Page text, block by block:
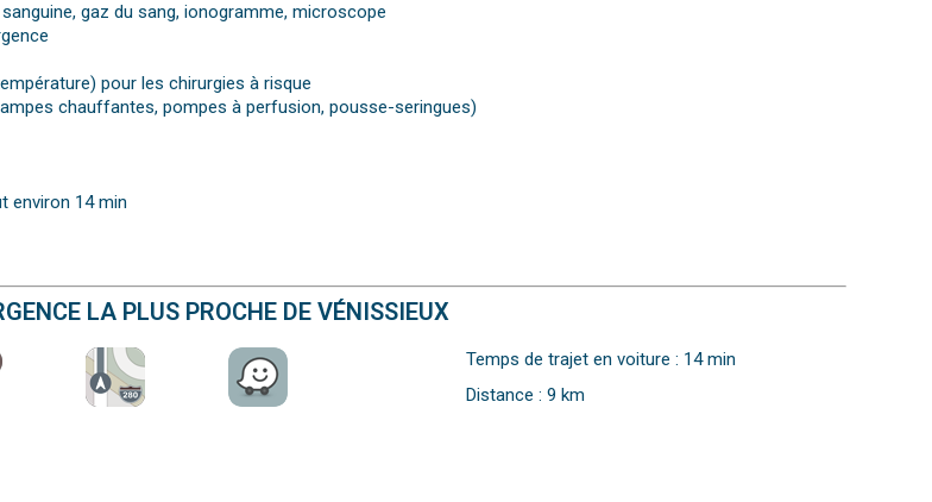
gaz du sang, ionogramme, microscope
pour les chirurgies à risque
chauffantes, pompes à perfusion, pousse-seringues)
environ 14 min
LA PLUS PROCHE DE VÉNISSIEUX
Temps de trajet en voiture : 14 min
Distance : 9 km